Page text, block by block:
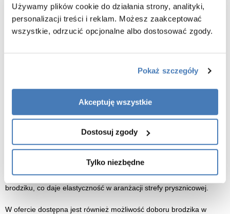
Używamy plików cookie do działania strony, analityki,
personalizacji treści i reklam. Możesz zaakceptować
wszystkie, odrzucić opcjonalne albo dostosować zgody.
Pokaż szczegóły
Akceptuję wszystkie
Dostosuj zgody
Tylko niezbędne
Przedstawiamy nowoczesną, trójścienną kabinę prysznicową
przesuwną Swiss-Liniger CV20P – solidne i estetyczne rozwiązanie
do każdej łazienki, zaprojektowane z myślą o wygodzie i
zapewnia większą prywatność oraz elegancki, matowy efekt.
wykończeniu chrom, co nadaje całości nowoczesny i industrialny
charakter, doskonale wpisujący się w aktualne trendy wnętrzarskie.
System drzwi przesuwnych typu U zapewnia łatwe i płynne
otwieranie, a także wysoką szczelność i wygodę codziennego
użytkowania. Szeroka gama dostępnych wymiarów pozwala
łazienek – zarówno tych mniejszych, jak i przestronnych. Kabina
CV20P może być instalowana bezpośrednio na posadzce lub na
brodziku, co daje elastyczność w aranżacji strefy prysznicowej.
W ofercie dostępna jest również możliwość doboru brodzika w